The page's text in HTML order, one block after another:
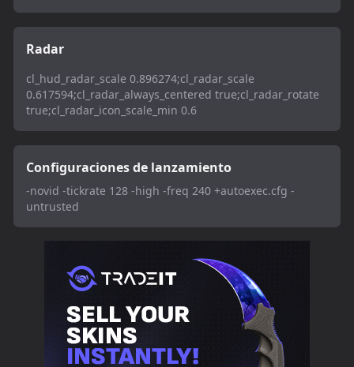
Radar
cl_hud_radar_scale 0.896274;cl_radar_scale
0.617594;cl_radar_always_centered true;cl_radar_rotate
true;cl_radar_icon_scale_min 0.6
Configuraciones de lanzamiento
-novid -tickrate 128 -high -freq 240 +autoexec.cfg -
untrusted